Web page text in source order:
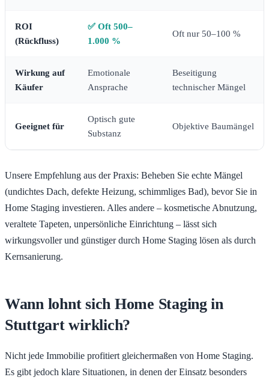
ROI
(Rückfluss)
✅ Oft 500–
1.000 %
Oft nur 50–100 %
Wirkung auf
Käufer
Emotionale
Ansprache
Beseitigung
technischer Mängel
Geeignet für
Optisch gute
Substanz
Objektive Baumängel
Unsere Empfehlung aus der Praxis: Beheben Sie echte Mängel
(undichtes Dach, defekte Heizung, schimmliges Bad), bevor Sie in
Home Staging investieren. Alles andere – kosmetische Abnutzung,
veraltete Tapeten, unpersönliche Einrichtung – lässt sich
wirkungsvoller und günstiger durch Home Staging lösen als durch
Kernsanierung.
Wann lohnt sich Home Staging in
Stuttgart wirklich?
Nicht jede Immobilie profitiert gleichermaßen von Home Staging.
Es gibt jedoch klare Situationen, in denen der Einsatz besonders